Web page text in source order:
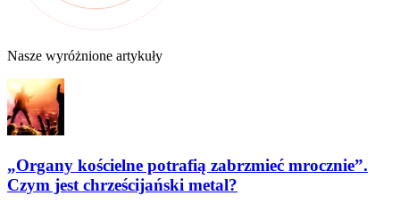
Nasze wyróżnione artykuły
„Organy kościelne potrafią zabrzmieć mrocznie”.
Czym jest chrześcijański metal?